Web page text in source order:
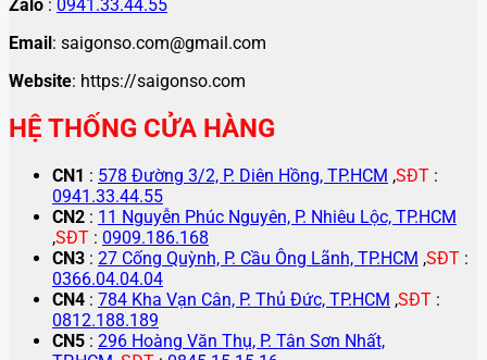
Zalo : 0941.33.44.55
Email: saigonso.com@gmail.com
Website: https://saigonso.com
HỆ THỐNG CỬA HÀNG
CN1 : 578 Đường 3/2, P. Diên Hồng, TP.HCM ,SĐT :
0941.33.44.55
CN2 : 11 Nguyễn Phúc Nguyên, P. Nhiêu Lộc, TP.HCM
,SĐT : 0909.186.168
CN3 : 27 Cống Quỳnh, P. Cầu Ông Lãnh, TP.HCM ,SĐT :
0366.04.04.04
CN4 : 784 Kha Vạn Cân, P. Thủ Đức, TP.HCM ,SĐT :
0812.188.189
CN5 : 296 Hoàng Văn Thụ, P. Tân Sơn Nhất,